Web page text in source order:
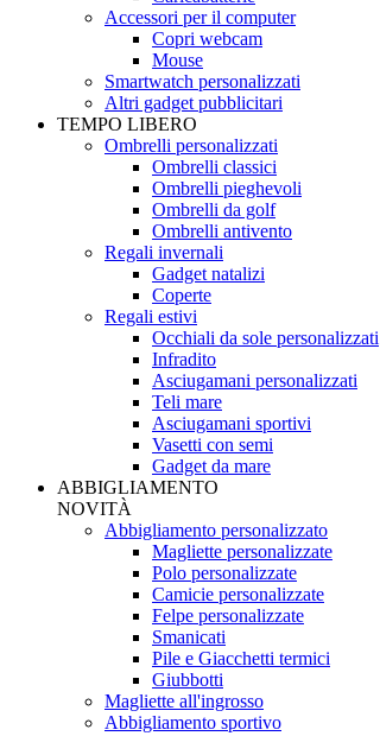
Accessori per il computer
Copri webcam
Mouse
Smartwatch personalizzati
Altri gadget pubblicitari
TEMPO LIBERO
Ombrelli personalizzati
Ombrelli classici
Ombrelli pieghevoli
Ombrelli da golf
Ombrelli antivento
Regali invernali
Gadget natalizi
Coperte
Regali estivi
Occhiali da sole personalizzati
Infradito
Asciugamani personalizzati
Teli mare
Asciugamani sportivi
Vasetti con semi
Gadget da mare
ABBIGLIAMENTO
NOVITÀ
Abbigliamento personalizzato
Magliette personalizzate
Polo personalizzate
Camicie personalizzate
Felpe personalizzate
Smanicati
Pile e Giacchetti termici
Giubbotti
Magliette all'ingrosso
Abbigliamento sportivo